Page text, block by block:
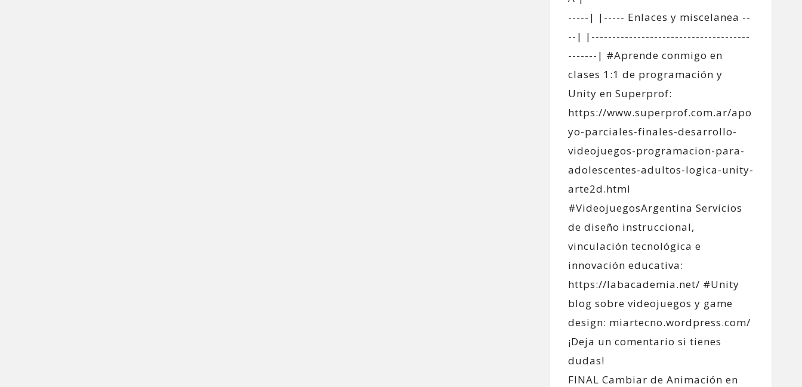
FINAL Cambiar de Animación en